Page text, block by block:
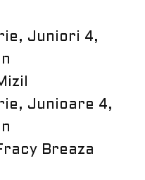
Juniori 4,
Junioare 4,
Breaza